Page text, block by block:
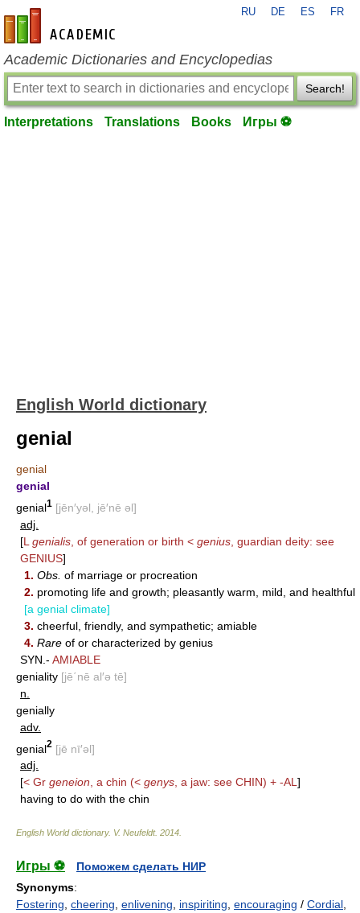
en-academic.com
RU DE ES FR
Academic Dictionaries and Encyclopedias
Search!
Interpretations Translations Books Игры ⚽
English World dictionary
genial
genial
genial
genial1 [jēn′yəl, jē′nē əl]
adj.
[L genialis , of generation or birth < genius , guardian deity: see
GENIUS]
1. Obs. of marriage or procreation
2. promoting life and growth; pleasantly warm, mild, and healthful
[a genial climate]
3. cheerful, friendly, and sympathetic; amiable
4. Rare of or characterized by genius
SYN.- AMIABLE
geniality [jē΄nē al′ə tē]
n.
genially
adv.
genial2 [jē nī′əl]
adj.
[< Gr geneion, a chin (< genys, a jaw: see CHIN) + -AL]
having to do with the chin
English World dictionary. V. Neufeldt. 2014
Игры ⚽
Поможем сделать НИР
Synonyms:
Fostering, cheering, enlivening, inspiriting, encouraging / Cordial,